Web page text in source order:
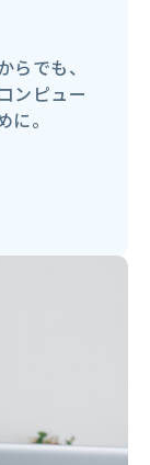
でも、
ンピュー
。